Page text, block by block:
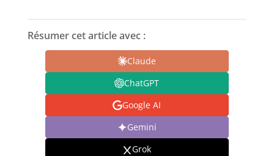
Résumer cet article avec :
Claude
ChatGPT
Google AI
Gemini
Grok